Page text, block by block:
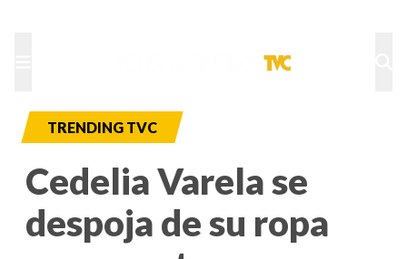
TRENDING TVC
Cedelia Varela se
despoja de su ropa